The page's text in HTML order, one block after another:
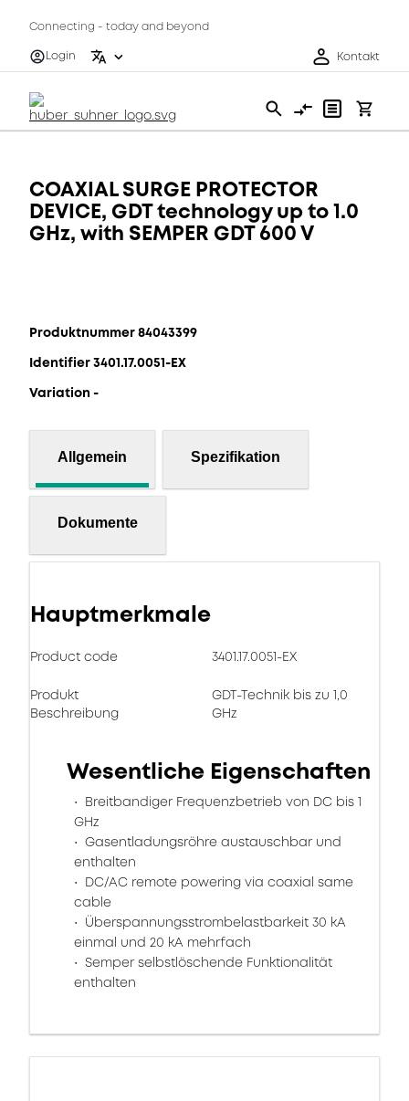
Connecting - today and beyond
Login
Kontakt
COAXIAL SURGE PROTECTOR
DEVICE, GDT technology up to 1.0
GHz, with SEMPER GDT 600 V
Produktnummer 84043399
Identifier 3401.17.0051-EX
Variation -
Allgemein Spezifikation
Dokumente
Hauptmerkmale
Product code 3401.17.0051-EX
Produkt
Beschreibung
GDT-Technik bis zu 1,0
GHz
Wesentliche Eigenschaften
Breitbandiger Frequenzbetrieb von DC bis 1
GHz
Gasentladungsröhre austauschbar und
enthalten
DC/AC remote powering via coaxial same
cable
Überspannungsstrombelastbarkeit 30 kA
einmal und 20 kA mehrfach
Semper selbstlöschende Funktionalität
enthalten